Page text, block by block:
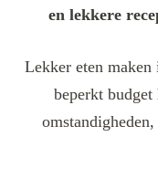
en lekkere
Lekker eten
beperkt